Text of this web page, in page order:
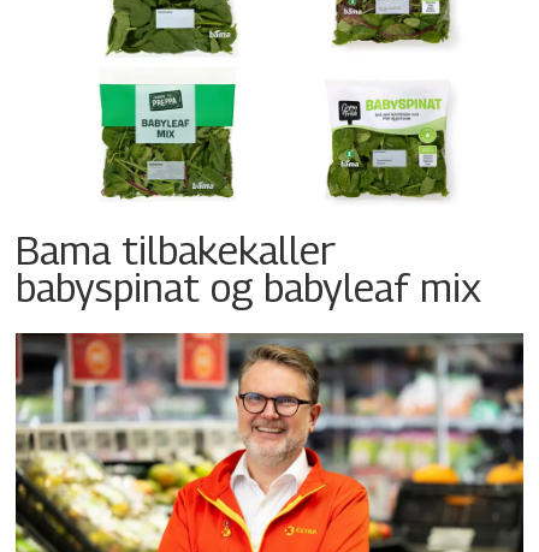
Bama tilbakekaller
babyspinat og babyleaf mix